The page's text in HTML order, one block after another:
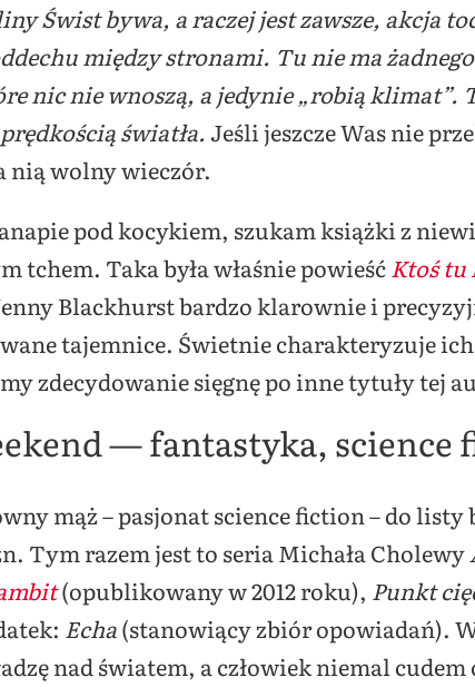
Świst bywa, a raczej jest zawsze, akcja
między stronami. Tu nie ma
nic nie wnoszą, a jedynie „robią klimat”.
światła.Jeśli jeszcze Was nie
nią wolny wieczór.
pod kocykiem, szukam książki z
tchem. Taka była właśnie powieśćKtoś tu
Blackhurst bardzo klarownie i
tajemnice. Świetnie charakteryzuje ich
zdecydowanie sięgnę po inne tytuły tej
— fantastyka, science
mąż – pasjonat science fiction – do
Tym razem jest to seria Michała Cholewy
(opublikowany w 2012 roku), Punkt
Echa(stanowiący zbiór opowiadań).
nad światem, a człowiek niemal